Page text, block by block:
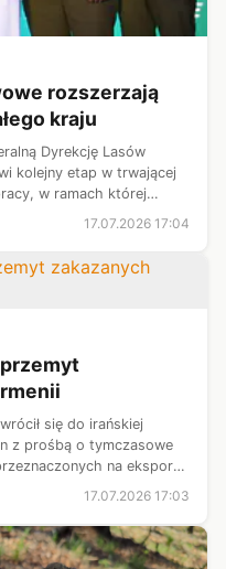
rozszerzają
kraju
Dyrekcję Lasów
kolejny etap w trwającej
w ramach której
17.07.2026 17:04
się do irańskiej
z prośbą o tymczasowe
na eksport
uzasadnił to
17.07.2026 17:03